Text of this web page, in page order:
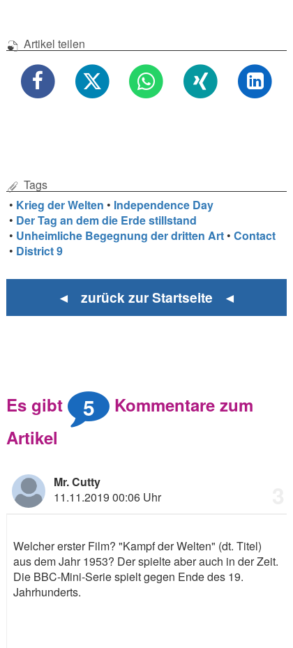
Artikel teilen
Tags
• Krieg der Welten • Independence Day
• Der Tag an dem die Erde stillstand
• Unheimliche Begegnung der dritten Art •Contact
• District 9
◄ zurück zur Startseite ◄
Es gibt 5
Kommentare zum
Artikel
Mr. Cutty
11.11.2019 00:06 Uhr
Welcher erster Film? "Kampf der Welten" (dt. Titel)
aus dem Jahr 1953? Der spielte aber auch in der Zeit.
Die BBC-Mini-Serie spielt gegen Ende des 19.
Jahrhunderts.